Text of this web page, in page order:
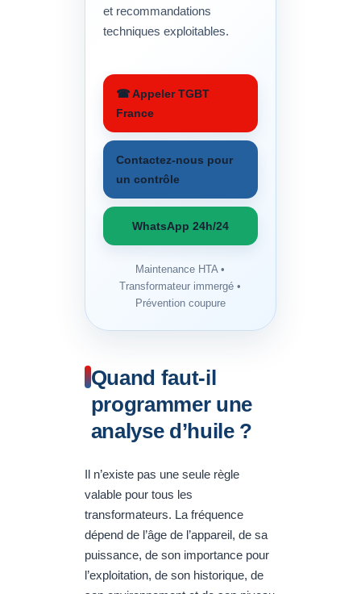
et recommandations
techniques exploitables.
☎ Appeler TGBT
France
Contactez-nous pour
un contrôle
WhatsApp 24h/24
Maintenance HTA •
Transformateur immergé •
Prévention coupure
Quand faut-il
programmer une
analyse d’huile ?
Il n’existe pas une seule règle
valable pour tous les
transformateurs. La fréquence
dépend de l’âge de l’appareil, de sa
puissance, de son importance pour
l’exploitation, de son historique, de